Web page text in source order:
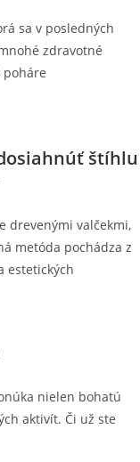
sa v posledných
zdravotné
poháre
štíhlu
drevenými valčekmi,
metóda pochádza z
estetických
nielen bohatú
aktivít. Či už ste